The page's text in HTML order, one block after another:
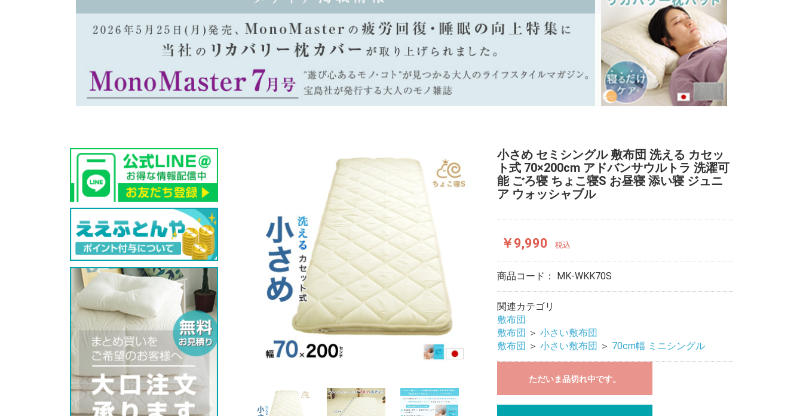
小さめ セミシングル 敷布団 洗える カセッ
ト式 70×200cm アドバンサウルトラ 洗濯可
能 ごろ寝 ちょこ寝S お昼寝 添い寝 ジュニ
ア ウォッシャブル
￥9,990 税込
商品コード： MK-WKK70S
関連カテゴリ
敷布団
敷布団 ＞ 小さい敷布団
敷布団 ＞ 小さい敷布団 ＞ 70cm幅 ミニシングル
ただいま品切れ中です。